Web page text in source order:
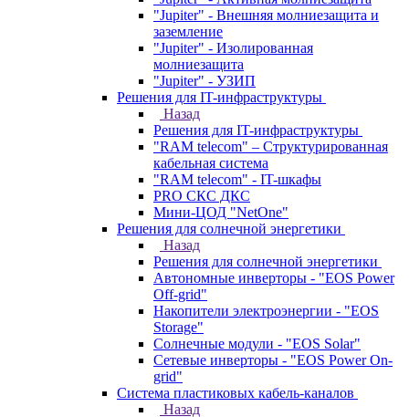
"Jupiter" - Внешняя молниезащита и
заземление
"Jupiter" - Изолированная
молниезащита
"Jupiter" - УЗИП
Решения для IT-инфраструктуры
Назад
Решения для IT-инфраструктуры
"RAM telecom" – Структурированная
кабельная система
"RAM telecom" - IT-шкафы
PRO СКС ДКС
Мини-ЦОД "NetOne"
Решения для солнечной энергетики
Назад
Решения для солнечной энергетики
Автономные инверторы - "EOS Power
Off-grid"
Накопители электроэнергии - "EOS
Storage"
Солнечные модули - "EOS Solar"
Сетевые инверторы - "EOS Power On-
grid"
Система пластиковых кабель-каналов
Назад